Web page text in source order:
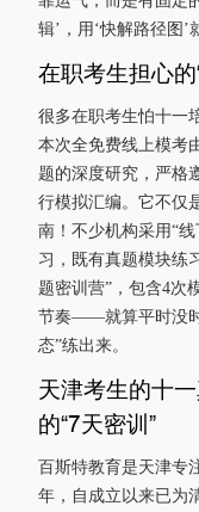
辑’，用‘快解路径图’
在职考生担心的
很多在职考生怕十一
本次全免费线上模考
题的深度研究，严格
行模拟汇编。它不仅
南！不少机构采用“
习，既有真题模块练
题密训营”，包含4次
节奏——就算平时没
态”练出来。
天津考生的十
的“7天密训”
百斯特教育是天津专
年，自成立以来已为